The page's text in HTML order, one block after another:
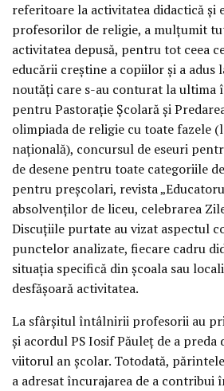
referitoare la activitatea didactică și
profesorilor de religie, a mulțumit
activitatea depusă, pentru tot ceea
educării creștine a copiilor și a
noutăți care s-au conturat la ultima
pentru Pastorație Școlară și
olimpiada de religie cu toate fazele
națională), concursul de eseuri
de desene pentru toate categoriile
pentru preșcolari, revista
absolvenților de liceu, celebrarea
Discuțiile purtate au vizat aspectul
punctelor analizate, fiecare cadru
situația specifică din școala sau
desfășoară activitatea.
La sfârșitul întâlnirii profesorii au
și acordul PS Iosif Păuleț de a
viitorul an școlar. Totodată,
a adresat încurajarea de a contribui